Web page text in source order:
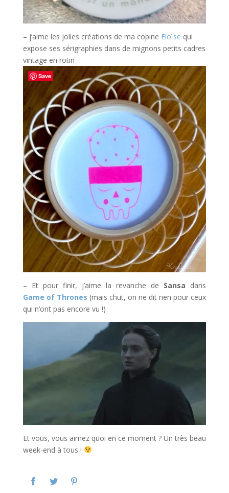
– j’aime les jolies créations de ma copine Eloïse qui
expose ses sérigraphies dans de mignons petits cadres
vintage en rotin
– Et pour finir, j’aime la revanche de Sansa dans
Game of Thrones (mais chut, on ne dit rien pour ceux
qui n’ont pas encore vu !)
Et vous, vous aimez quoi en ce moment ? Un très beau
week-end à tous !
Save